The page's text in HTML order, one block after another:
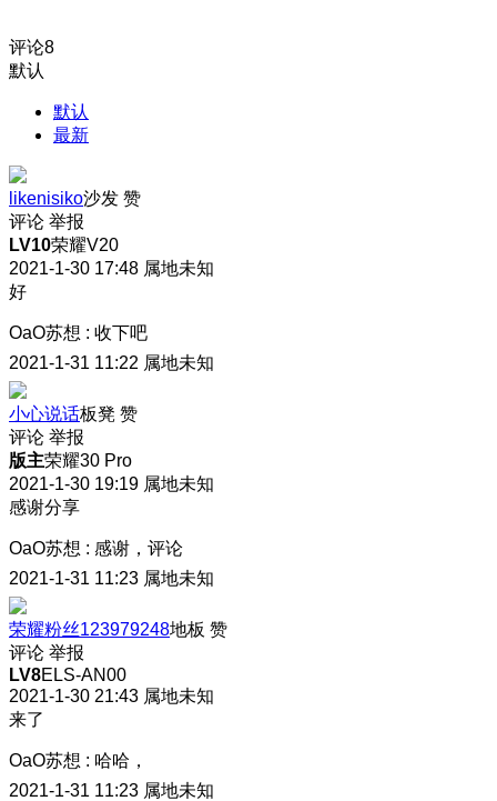
评论8
默认
默认
最新
likenisiko沙发 赞
评论 举报
LV10荣耀V20
2021-1-30 17:48 属地未知
好
OaO苏想 : 收下吧
2021-1-31 11:22 属地未知
小心说话板凳 赞
评论 举报
版主荣耀30 Pro
2021-1-30 19:19 属地未知
感谢分享
OaO苏想 : 感谢，评论
2021-1-31 11:23 属地未知
荣耀粉丝123979248地板 赞
评论 举报
LV8ELS-AN00
2021-1-30 21:43 属地未知
来了
OaO苏想 : 哈哈，
2021-1-31 11:23 属地未知